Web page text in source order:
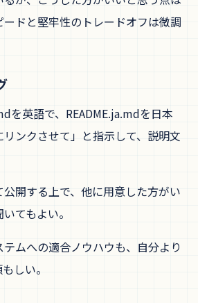
ドと堅牢性のトレードオフは微調
を英語で、README.ja.mdを日本
ンクさせて」と指示して、説明文
公開する上で、他に用意した方がい
てもよい。
ムへの適合ノウハウも、自分より
しい。